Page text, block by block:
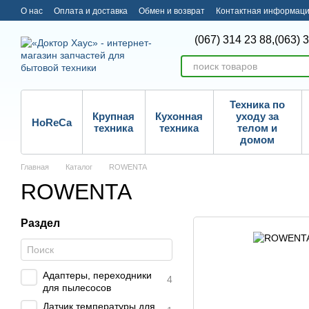
Перейти к основному контенту
О нас Оплата и доставка Обмен и возврат Контактная
(067) 314 23 88,(063)
HoReCa
Крупная
техника
Кухонная
техника
Техника по
уходу за
телом и
домом
Главная Каталог ROWENTA
ROWENTA
Раздел
Адаптеры, переходники
для пылесосов
4
Датчик температуры для